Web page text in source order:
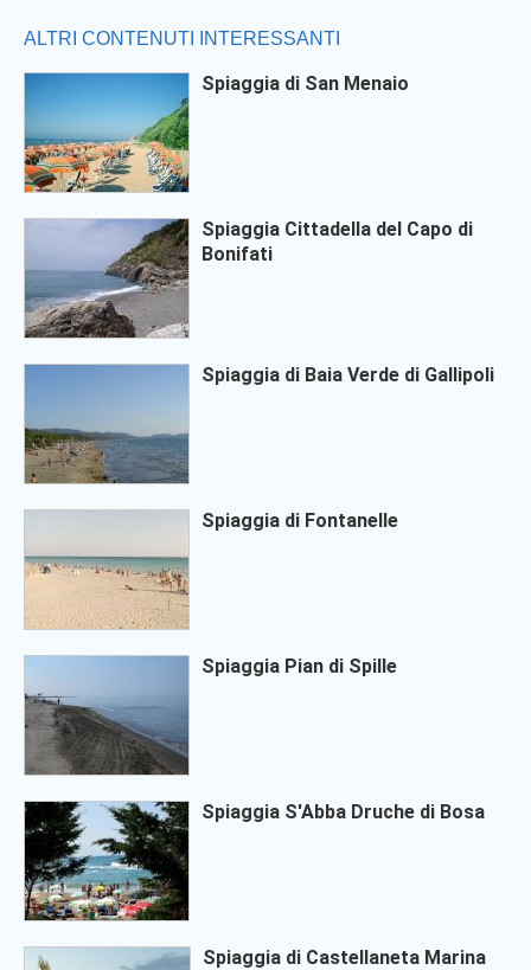
ALTRI CONTENUTI INTERESSANTI
Spiaggia di San Menaio
Spiaggia Cittadella del Capo di
Bonifati
Spiaggia di Baia Verde di Gallipoli
Spiaggia di Fontanelle
Spiaggia Pian di Spille
Spiaggia S'Abba Druche di Bosa
Spiaggia di Castellaneta Marina